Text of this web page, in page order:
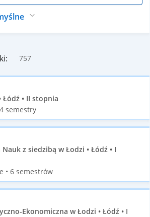
757
• II stopnia
semestry
z siedzibą w Łodzi • Łódź • I
• 6 semestrów
Ekonomiczna w Łodzi • Łódź • I